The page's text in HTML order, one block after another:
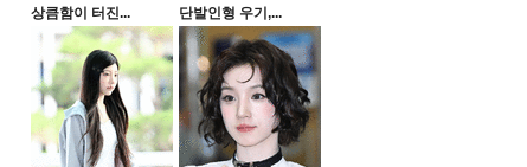
상큼함이 터진... 단발인형 우기,...